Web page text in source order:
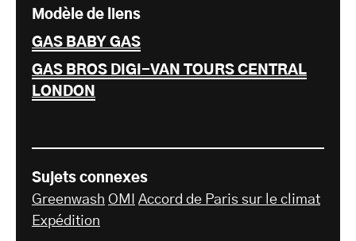
Modèle de liens
GAS BABY GAS
GAS BROS DIGI-VAN TOURS CENTRAL
LONDON
Sujets connexes
Greenwash OMI
Accord de Paris sur le climat
Expédition